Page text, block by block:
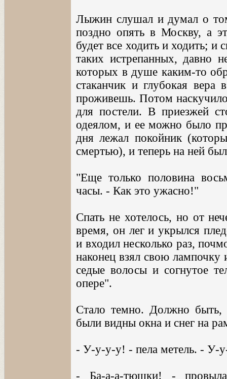
Лыжин слушал и думал о
поздно опять в Москву, а
будет все ходить и ходить; и
таких истрепанных, давно
которых в душе каким-то
стаканчик и глубокая
проживешь. Потом
для постели. В приезжей
одеялом, и ее можно было
дня лежал покойник
смертью), и теперь на ней
"Еще только половина
часы. - Как это ужасно!"
Спать не хотелось, но от
время, он лег и укрылся
и входил несколько раз,
наконец взял свою лампочку
седые волосы и согнутое
опере".
Стало темно. Должно быть,
были видны окна и снег на
- У-у-у-у! - пела метель. - У-
- Ба-а-а-тюшки! -